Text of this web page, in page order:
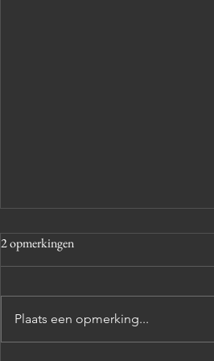
De meeste mensen deugen
2 opmerkingen
Plaats een opmerking...